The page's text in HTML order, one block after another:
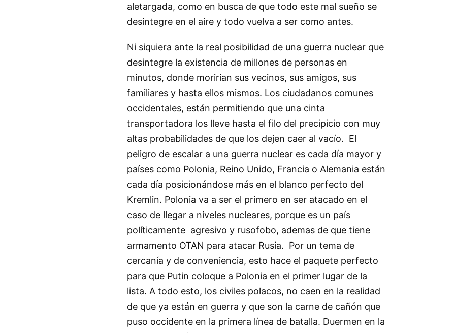
aletargada, como en busca de que todo este mal sueño se
desintegre en el aire y todo vuelva a ser como antes.
Ni siquiera ante la real posibilidad de una guerra nuclear que
desintegre la existencia de millones de personas en
minutos, donde moririan sus vecinos, sus amigos, sus
familiares y hasta ellos mismos. Los ciudadanos comunes
occidentales, están permitiendo que una cinta
transportadora los lleve hasta el filo del precipicio con muy
altas probabilidades de que los dejen caer al vacío. El
peligro de escalar a una guerra nuclear es cada día mayor y
países como Polonia, Reino Unido, Francia o Alemania están
cada día posicionándose más en el blanco perfecto del
Kremlin. Polonia va a ser el primero en ser atacado en el
caso de llegar a niveles nucleares, porque es un país
políticamente agresivo y rusofobo, ademas de que tiene
armamento OTAN para atacar Rusia. Por un tema de
cercanía y de conveniencia, esto hace el paquete perfecto
para que Putin coloque a Polonia en el primer lugar de la
lista. A todo esto, los civiles polacos, no caen en la realidad
de que ya están en guerra y que son la carne de cañón que
puso occidente en la primera línea de batalla. Duermen en la